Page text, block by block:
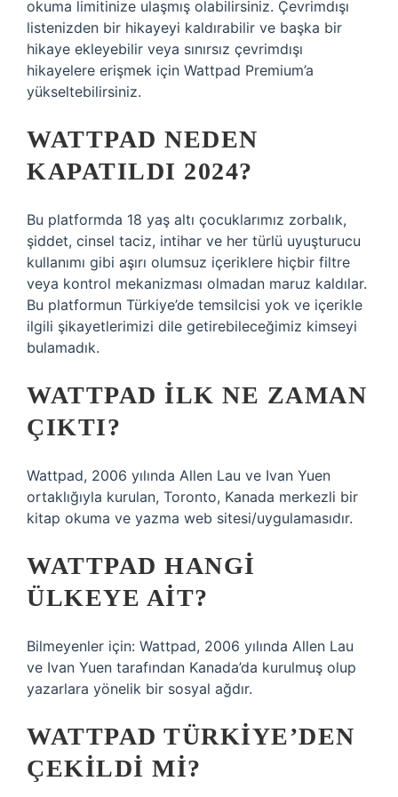
okuma limitinize ulaşmış olabilirsiniz. Çevrimdışı
listenizden bir hikayeyi kaldırabilir ve başka bir
hikaye ekleyebilir veya sınırsız çevrimdışı
hikayelere erişmek için Wattpad Premium’a
yükseltebilirsiniz.
WATTPAD NEDEN
KAPATILDI 2024?
Bu platformda 18 yaş altı çocuklarımız zorbalık,
şiddet, cinsel taciz, intihar ve her türlü uyuşturucu
kullanımı gibi aşırı olumsuz içeriklere hiçbir filtre
veya kontrol mekanizması olmadan maruz kaldılar.
Bu platformun Türkiye’de temsilcisi yok ve içerikle
ilgili şikayetlerimizi dile getirebileceğimiz kimseyi
bulamadık.
WATTPAD ILK NE ZAMAN
ÇIKTI?
Wattpad, 2006 yılında Allen Lau ve Ivan Yuen
ortaklığıyla kurulan, Toronto, Kanada merkezli bir
kitap okuma ve yazma web sitesi/uygulamasıdır.
WATTPAD HANGI
ÜLKEYE AIT?
Bilmeyenler için: Wattpad, 2006 yılında Allen Lau
ve Ivan Yuen tarafından Kanada’da kurulmuş olup
yazarlara yönelik bir sosyal ağdır.
WATTPAD TÜRKIYE’DEN
ÇEKILDI MI?